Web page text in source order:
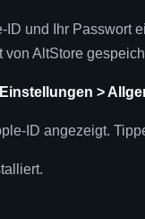
ID und Ihr Passwort
AltStore
Einstellungen >
ID angezeigt.